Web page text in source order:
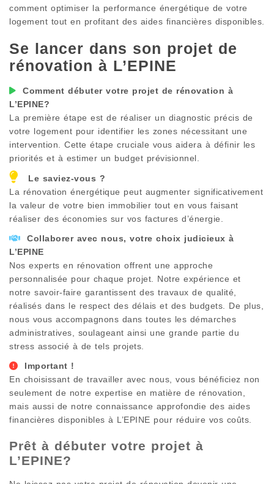
comment optimiser la performance énergétique de votre
logement tout en profitant des aides financières disponibles.
Se lancer dans son projet de
rénovation à L’EPINE
Comment débuter votre projet de rénovation à
L’EPINE?
La première étape est de réaliser un diagnostic précis de
votre logement pour identifier les zones nécessitant une
intervention. Cette étape cruciale vous aidera à définir les
priorités et à estimer un budget prévisionnel.
Le saviez-vous ?
La rénovation énergétique peut augmenter significativement
la valeur de votre bien immobilier tout en vous faisant
réaliser des économies sur vos factures d’énergie.
Collaborer avec nous, votre choix judicieux à
L’EPINE
Nos experts en rénovation offrent une approche
personnalisée pour chaque projet. Notre expérience et
notre savoir-faire garantissent des travaux de qualité,
réalisés dans le respect des délais et des budgets. De plus,
nous vous accompagnons dans toutes les démarches
administratives, soulageant ainsi une grande partie du
stress associé à de tels projets.
Important !
En choisissant de travailler avec nous, vous bénéficiez non
seulement de notre expertise en matière de rénovation,
mais aussi de notre connaissance approfondie des aides
financières disponibles à L’EPINE pour réduire vos coûts.
Prêt à débuter votre projet à
L’EPINE?